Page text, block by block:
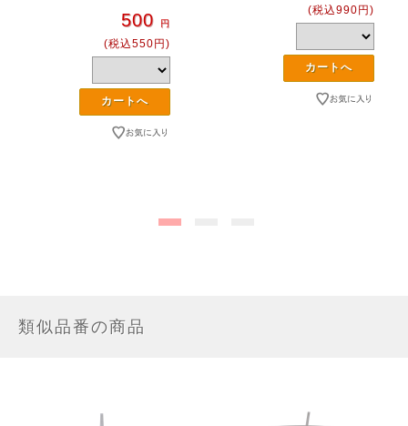
500 円
(税込550円)
(税込990円)
類似品番の商品